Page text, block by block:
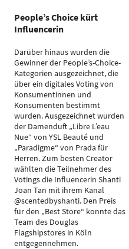
People’s Choice kürt
Influencerin
Darüber hinaus wurden die
Gewinner der People’s-Choice-
Kategorien ausgezeichnet, die
über ein digitales Voting von
Konsumentinnen und
Konsumenten bestimmt
wurden. Ausgezeichnet wurden
der Damenduft „Libre L’eau
Nue“ von YSL Beauté und
„Paradigme“ von Prada für
Herren. Zum besten Creator
wählten die Teilnehmer des
Votings die Influencerin Shanti
Joan Tan mit ihrem Kanal
@scentedbyshanti. Den Preis
für den „Best Store“ konnte das
Team des Douglas
Flagshipstores in Köln
entgegennehmen.